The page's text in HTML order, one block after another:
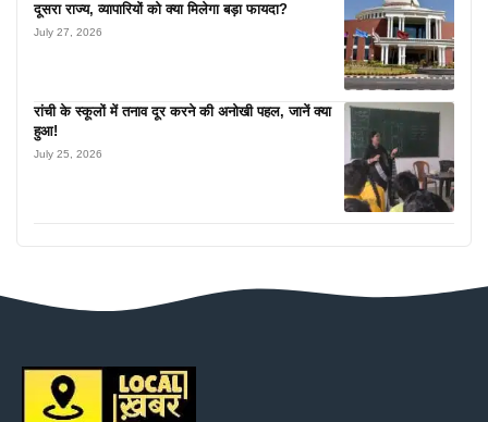
दूसरा राज्य, व्यापारियों को क्या मिलेगा बड़ा फायदा?
July 27, 2026
रांची के स्कूलों में तनाव दूर करने की अनोखी पहल, जानें क्या
हुआ!
July 25, 2026